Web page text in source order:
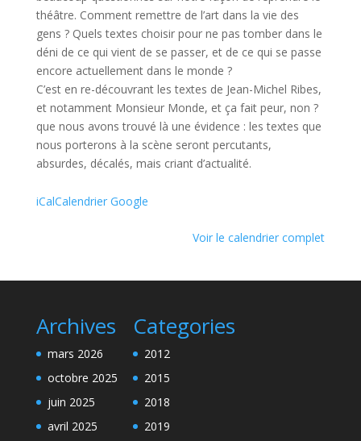
théâtre. Comment remettre de l’art dans la vie des
gens ? Quels textes choisir pour ne pas tomber dans le
déni de ce qui vient de se passer, et de ce qui se passe
encore actuellement dans le monde ?
C’est en re-découvrant les textes de Jean-Michel Ribes,
et notamment Monsieur Monde, et ça fait peur, non ?
que nous avons trouvé là une évidence : les textes que
nous porterons à la scène seront percutants,
absurdes, décalés, mais criant d’actualité.
iCalCalendrier Google
Voir le calendrier complet
Archives
mars 2026
octobre 2025
juin 2025
avril 2025
Categories
2012
2015
2018
2019